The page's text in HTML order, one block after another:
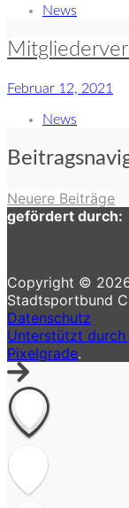
News
Februar 12, 2021
News
Neuere Beiträge
gefördert durch:
Copyright ©
Stadtsportbund
Datenschutz
Unterstützt durch
Pixelgrade.